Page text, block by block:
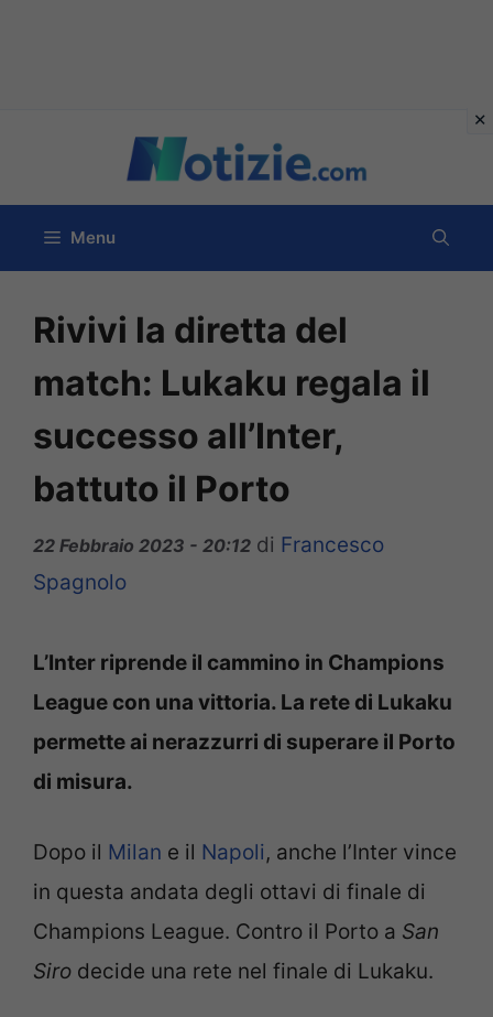
contenuto
Menu
Rivivi la diretta del
match: Lukaku regala il
successo all’Inter,
battuto il Porto
22 Febbraio 2023 - 20:12 di Francesco
Spagnolo
L’Inter riprende il cammino in Champions
League con una vittoria. La rete di Lukaku
permette ai nerazzurri di superare il Porto
di misura.
Dopo il Milan e il Napoli, anche l’Inter vince
in questa andata degli ottavi di finale di
Champions League. Contro il Porto a San
Siro decide una rete nel finale di Lukaku.